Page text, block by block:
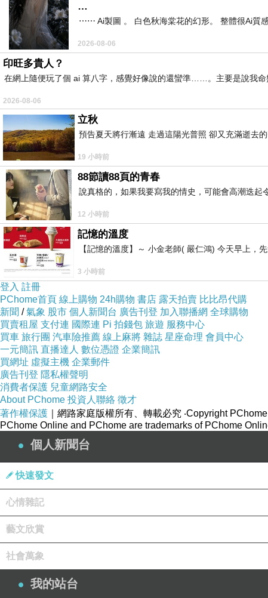
…
⋯⋯ Ai製圖 。 白色秋海棠花的幻形。 整體很Ai質
2026-08-06
印旺多貴人？
在網上隨便玩了個 ai 算八字，感覺好像說的還蠻準……。主要是說我
2026-08-06
立秋
預告夏天將行漸遠 走過這陽光普照 卻又充滿逝去
19 小時前
88節讀88頁的青春
說真格的，如果我要寫我的情史，可能會高潮迭
12 小時前
記憶的溫度
【記憶的溫度】～ 小金老師( 嚴仁鴻) 今天早上，
3 小時前
登入 註冊
PChome首頁 線上購物 24h購物 書店 露天拍賣 比比昂代購
新聞 /氣象 股市 個人新聞台 廣告刊登 加入聯播網 全球購物
買賣租屋 支付連 國際連 Pi 拍錢包 旅遊 服務中心
買車 旅行團 汽車險推薦 線上麻將 雜誌 星座命理 會員中心
一元簡訊 直播達人 數位憑證 企業簡訊
買網址 虛擬主機 企業郵件
廣告刊登 隱私權聲明
消費者保護 兒童網路安全
About PChome 投資人聯絡 徵才
著作權保護 ｜網路家庭版權所有、轉載必究 ‧Copyright
PChome Online and PChome are trademarks of PChome
個人新聞台
快速發文
心情雜記
藝文欣賞
社會萬象
我的站台